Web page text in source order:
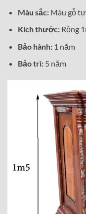
Màu sắc:Màu gỗ
Kích thước:Rộng
Bảo hành:1 năm
Bảo trì:5 năm